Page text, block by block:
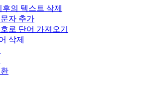
의 텍스트 삭제
자 추가
로 단어 가져오기
삭제